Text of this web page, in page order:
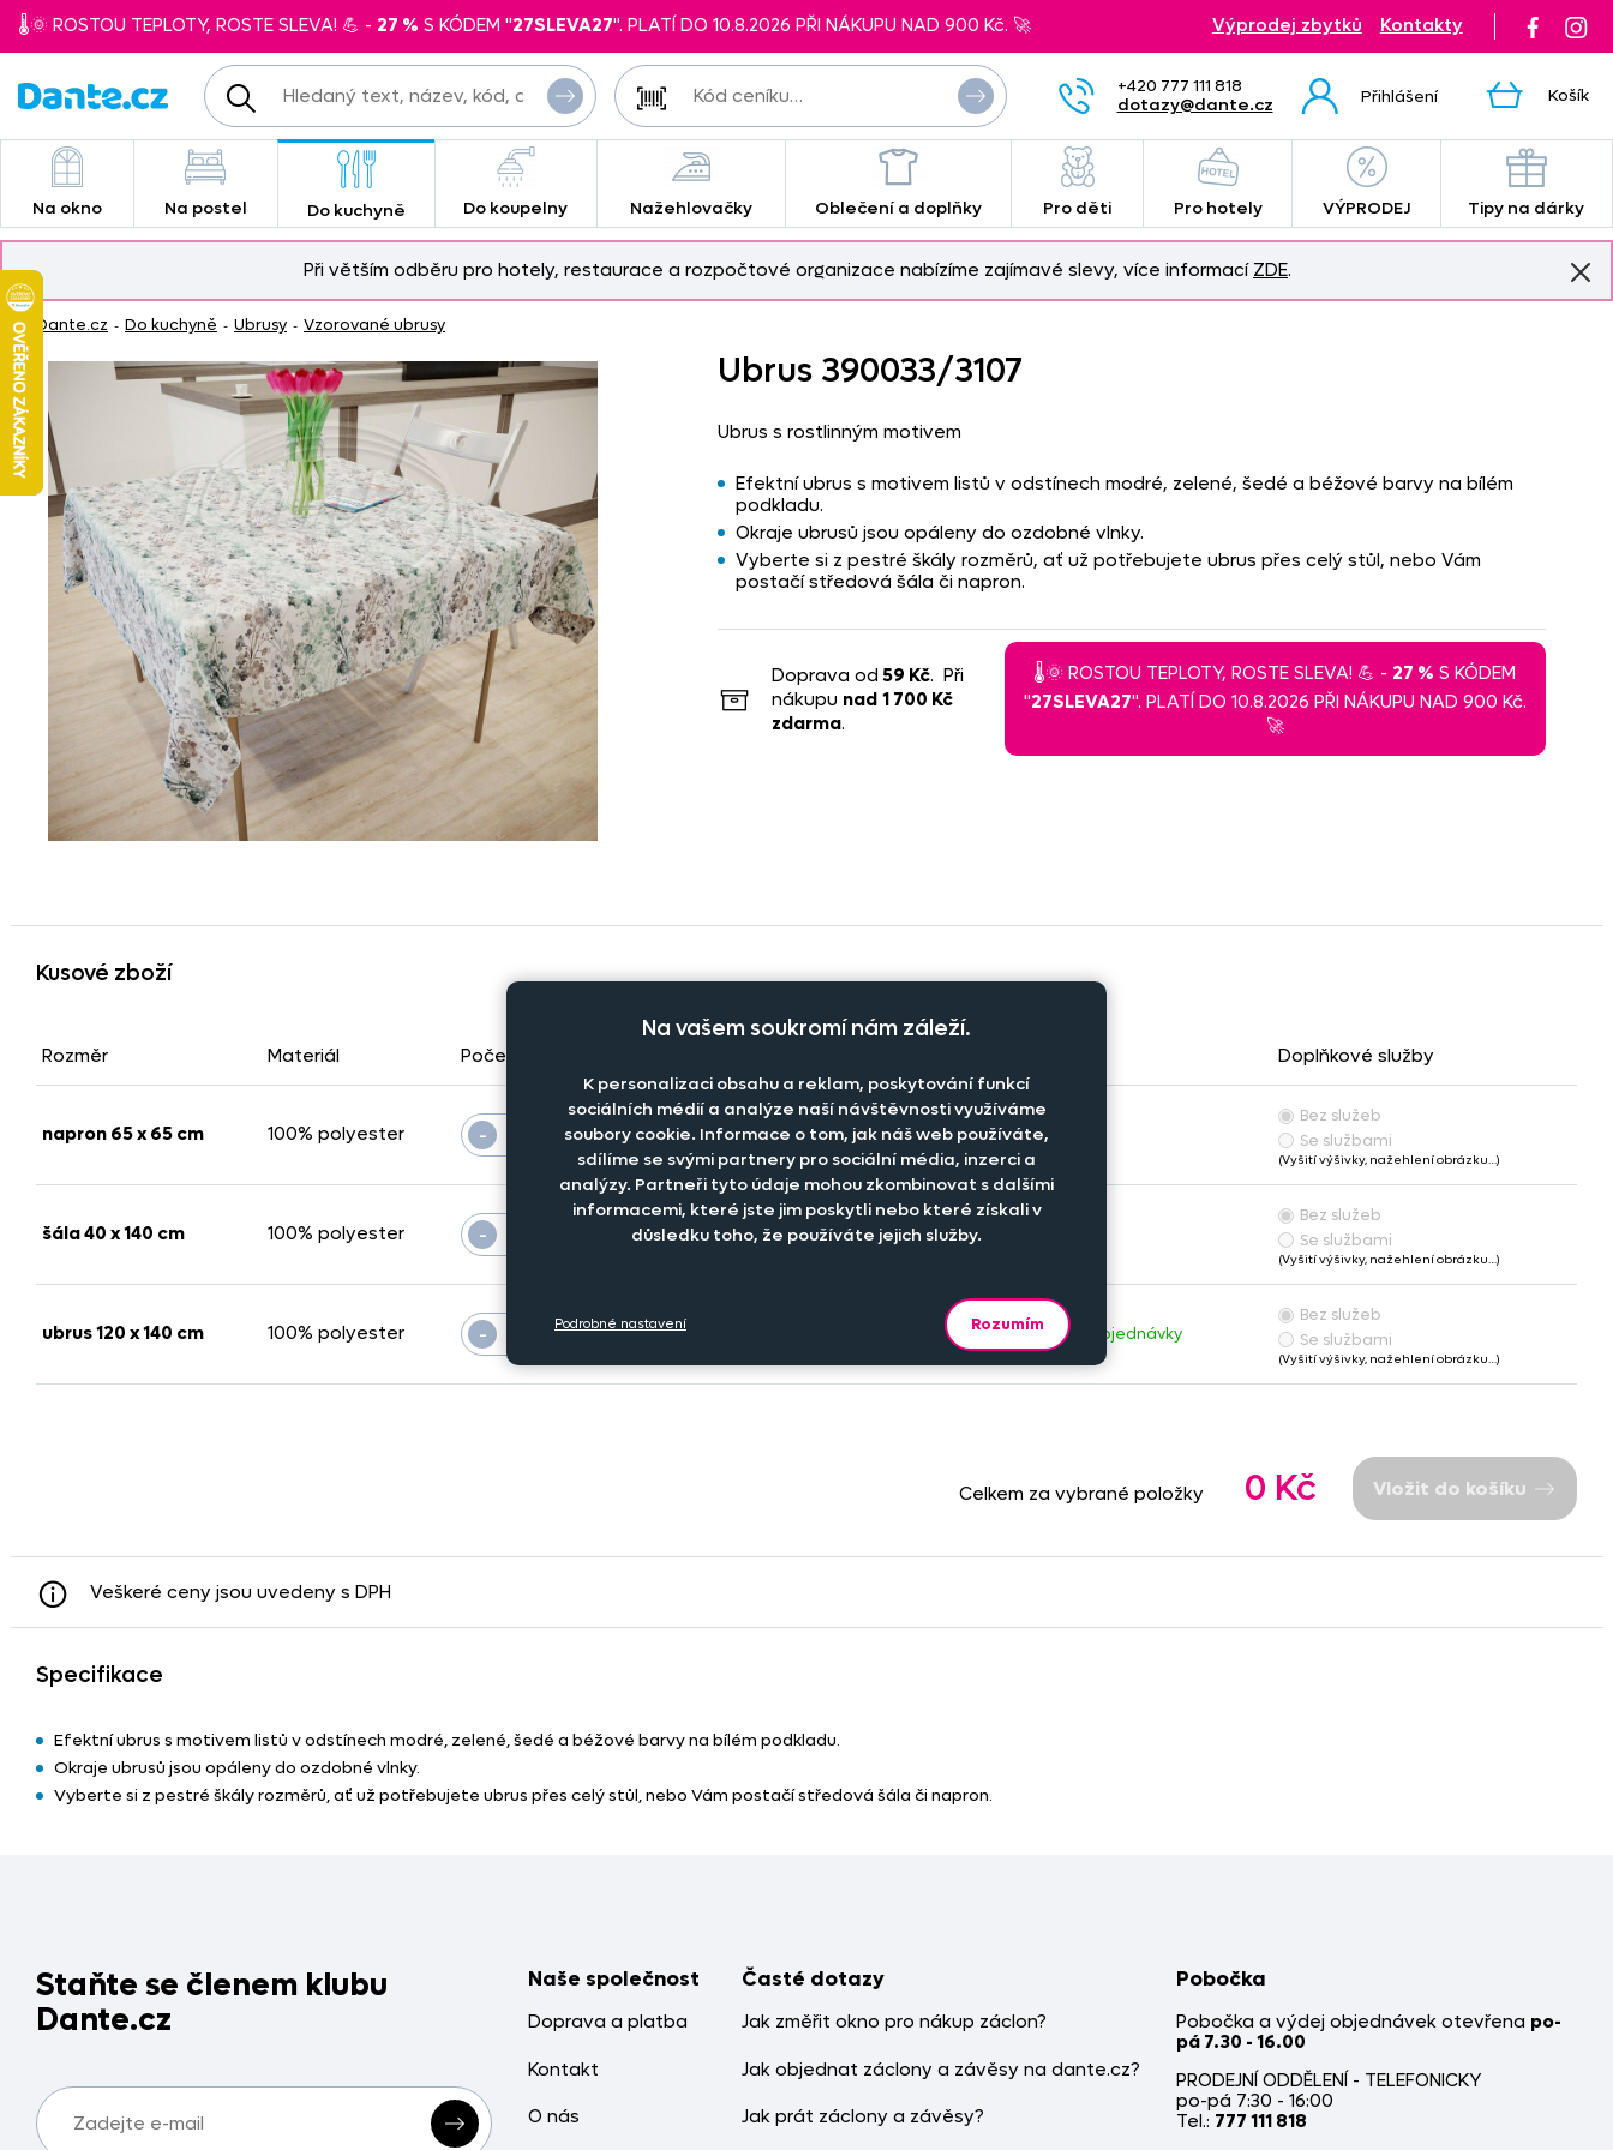
+420 777 111 818
dotazy@dante.cz
Přihlášení Košík
🌡️🌞 ROSTOU TEPLOTY, ROSTE SLEVA! 💪 - 27 % S KÓDEM "27SLEVA27". PLATÍ DO 10.8.2026 PŘI NÁKUPU NAD 900 Kč. 🚀 Výprodej zbytků Kontakty
Na okno Na postel Do kuchyně Do koupelny Nažehlovačky Oblečení a doplňky Pro děti Pro hotely VÝPRODEJ Tipy na dárky
Při větším odběru pro hotely, restaurace a rozpočtové organizace nabízíme zajímavé slevy, více informací ZDE.
Dante.cz - Do kuchyně - Ubrusy - Vzorované ubrusy
Ubrus 390033/3107
Ubrus s rostlinným motivem
Efektní ubrus s motivem listů v odstínech modré, zelené, šedé a béžové barvy na bílém
podkladu.
Okraje ubrusů jsou opáleny do ozdobné vlnky.
Vyberte si z pestré škály rozměrů, ať už potřebujete ubrus přes celý stůl, nebo Vám
postačí středová šála či napron.
Doprava od 59 Kč. Při
nákupu nad 1 700 Kč
zdarma.
🌡️🌞 ROSTOU TEPLOTY, ROSTE SLEVA! 💪 -27 % S KÓDEM
"27SLEVA27". PLATÍ DO 10.8.2026 PŘI NÁKUPU NAD 900 Kč.
🚀
Kusové zboží
Rozměr Materiál Počet kusů Doplňkové služby
napron 65 x 65 cm 100% polyester ks +
- 199 Kč Skladem
Bez služeb
Se službami
(Vyšití výšivky, nažehlení obrázku…)
šála 40 x 140 cm 100% polyester - 199 Kč Skladem
Bez služeb
Se službami
(Vyšití výšivky, nažehlení obrázku…)
ubrus 120 x 140 cm 100% polyester ks +
- Šijeme na základě objednávky
Bez služeb
Se službami
(Vyšití výšivky, nažehlení obrázku…)
Celkem za vybrané položky 0 Kč Vložit do košíku
Veškeré ceny jsou uvedeny s DPH
Specifikace
Efektní ubrus s motivem listů v odstínech modré, zelené, šedé a béžové barvy na bílém podkladu.
Okraje ubrusů jsou opáleny do ozdobné vlnky.
Vyberte si z pestré škály rozměrů, ať už potřebujete ubrus přes celý stůl, nebo Vám postačí středová šála či napron.
Staňte se členem klubu
Dante.cz
Naše společnost
Doprava a platba
Kontakt
O nás
Časté dotazy
Jak změřit okno pro nákup záclon?
Jak objednat záclony a závěsy na dante.cz?
Jak prát záclony a závěsy?
Pobočka
Pobočka a výdej objednávek otevřena po-
pá 7.30 - 16.00
PRODEJNÍ ODDĚLENÍ - TELEFONICKY
po-pá 7:30 - 16:00
Tel.: 777 111 818
Na vašem soukromí nám záleží.
K personalizaci obsahu a reklam, poskytování funkcí
sociálních médií a analýze naší návštěvnosti využíváme
soubory cookie. Informace o tom, jak náš web používáte,
sdílíme se svými partnery pro sociální média, inzerci a
analýzy. Partneři tyto údaje mohou zkombinovat s dalšími
informacemi, které jste jim poskytli nebo které získali v
důsledku toho, že používáte jejich služby.
Rozumím
Podrobné nastavení